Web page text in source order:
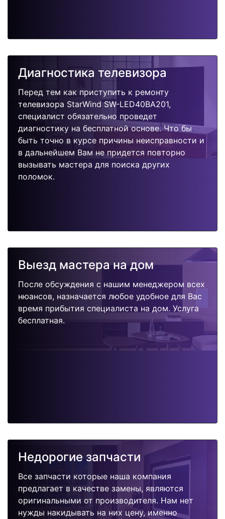
Диагностика телевизора
Перед тем как приступить к ремонту
телевизора StarWind SW-LED40BA201,
специалист обязательно проведет
диагностику на бесплатной основе. Что бы
быть точно в курсе причины неисправности и
в дальнейшем Вам не придется повторно
вызывать мастера для поиска других
поломок.
Выезд мастера на дом
После обсуждения с нашим менеджером всех
нюансов, назначается любое удобное для Вас
время прибытия специалиста на дом. Услуга
бесплатная.
Недорогие запчасти
Все запчасти которые наша компания
предлагает в качестве замены, являются
оригинальными от производителя. Нам нет
нужды накидывать на них цену, именно